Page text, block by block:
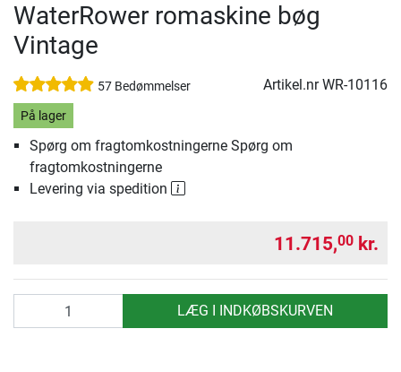
WaterRower romaskine bøg
Vintage
57 Bedømmelser Artikel.nrWR-10116
På lager
Spørg om fragtomkostningerne Spørg om
fragtomkostningerne
Levering via spedition
11.715,00 kr.
LÆG I INDKØBSKURVEN